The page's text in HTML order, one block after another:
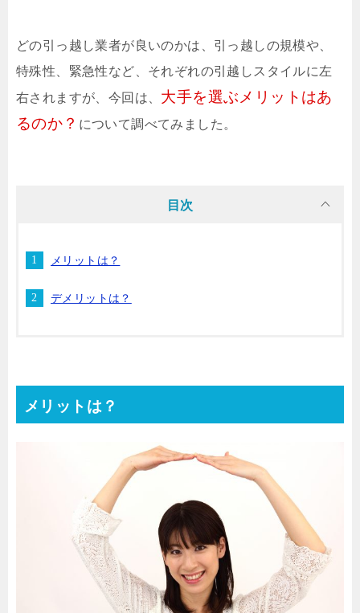
どの引っ越し業者が良いのかは、引っ越しの規模や、
特殊性、緊急性など、それぞれの引越しスタイルに左
右されますが、今回は、 大手を選ぶメリットはあ
るのか？ について調べてみました。
目次
メリットは？
デメリットは？
メリットは？